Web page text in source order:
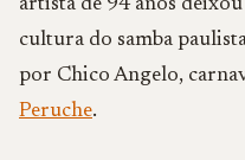
artista de 94 anos
cultura do samba
por Chico Angelo,
Peruche.